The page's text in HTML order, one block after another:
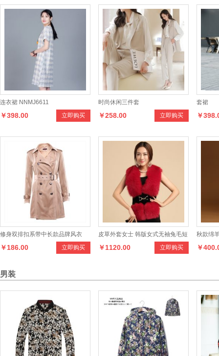
连衣裙 NNMJ6611
立即购买
￥398.00
时尚休闲三件套
立即购买
￥258.00
套裙
￥
修身双排扣系带中长款品牌风衣
立即购买
￥186.00
皮草外套女士 韩版女式无袖兔毛短
款V领收腰皮草 立即购买
￥1120.00
秋款绵
半身裙
￥
男装